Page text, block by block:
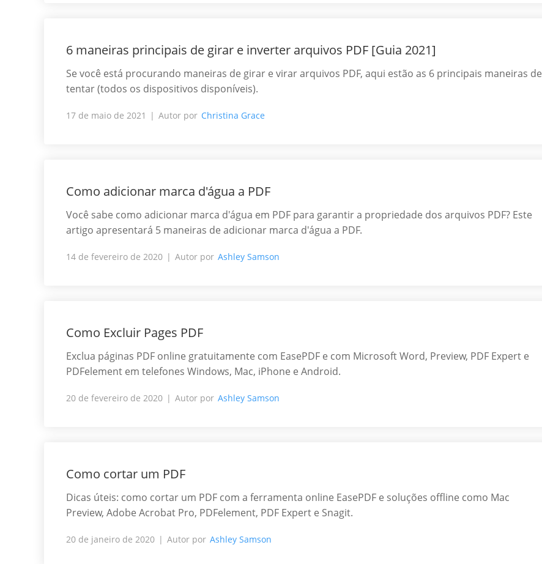
6 maneiras principais de girar e inverter arquivos PDF [Guia 2021]
Se você está procurando maneiras de girar e virar arquivos PDF, aqui estão as 6 principais maneiras de
tentar (todos os dispositivos disponíveis).
17 de maio de 2021 Autor por Christina Grace
Como adicionar marca d'água a PDF
Você sabe como adicionar marca d'água em PDF para garantir a propriedade dos arquivos PDF? Este
artigo apresentará 5 maneiras de adicionar marca d'água a PDF.
14 de fevereiro de 2020 Autor por Ashley Samson
Como Excluir Pages PDF
Exclua páginas PDF online gratuitamente com EasePDF e com Microsoft Word, Preview, PDF Expert e
PDFelement em telefones Windows, Mac, iPhone e Android.
20 de fevereiro de 2020 Autor por Ashley Samson
Como cortar um PDF
Dicas úteis: como cortar um PDF com a ferramenta online EasePDF e soluções offline como Mac
Preview, Adobe Acrobat Pro, PDFelement, PDF Expert e Snagit.
20 de janeiro de 2020 Autor por Ashley Samson